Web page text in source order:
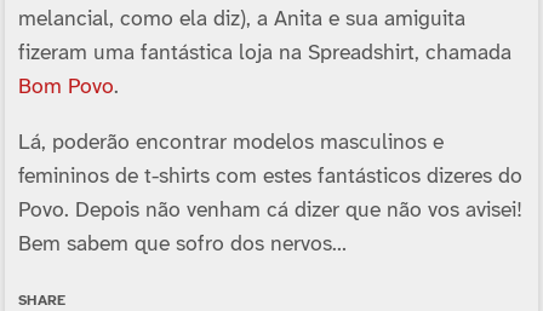
melancial, como ela diz), a Anita e sua amiguita
fizeram uma fantástica loja na Spreadshirt, chamada
Bom Povo.
Lá, poderão encontrar modelos masculinos e
femininos de t-shirts com estes fantásticos dizeres do
Povo. Depois não venham cá dizer que não vos avisei!
Bem sabem que sofro dos nervos…
SHARE